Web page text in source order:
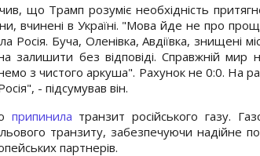
що Трамп розуміє необхідність
вчинені в Україні. "Мова йде не про
Росія. Буча, Оленівка, Авдіївка, знищені
залишити без відповіді. Справжній
з чистого аркуша". Рахунок не 0:0. На
- підсумував він.
припинила транзит російського газу.
транзиту, забезпечуючи надійне
партнерів.